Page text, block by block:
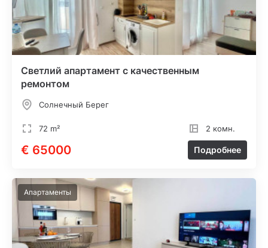
Светлий апартамент с качественным
ремонтом
Солнечный Берег
72 m² 2 комн.
€ 65000 Подробнее
Апартаменты